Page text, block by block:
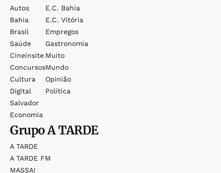
Autos
Bahia
Brasil
Saúde
Cineinsite
Concursos
Cultura
Digital
Salvador
Economia
E.c. Bahia
E.c. Vitória
Empregos
Gastronomia
Muito
Mundo
Opinião
Política
GrupoA TARDE
A TARDE
A TARDE FM
MASSA!